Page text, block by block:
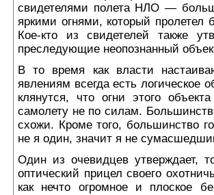
свидетелями полета НЛО —
яркими огнями, который пролетел
Кое-кто из свидетелей также
преследующие неопознанный
В то время как власти
явлениям всегда есть логическое
клянутся, что огни этого
самолету не по силам.
схожи. Кроме того, большинство
не я один, значит я не
Один из очевидцев утверждает,
оптический прицел своего
как нечто огромное и плоское